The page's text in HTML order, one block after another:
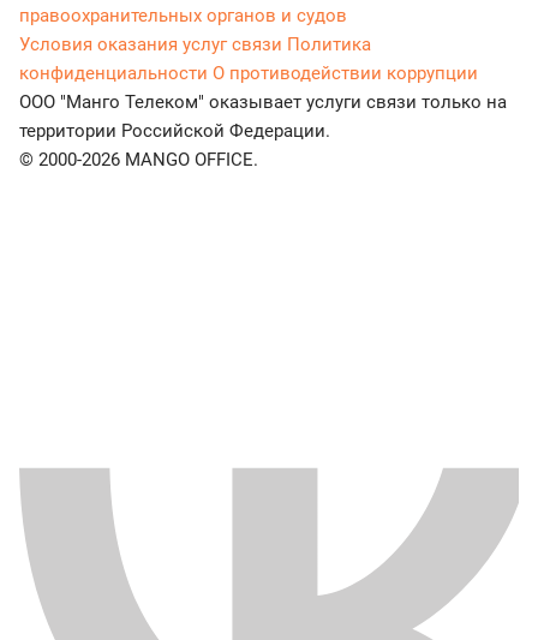
правоохранительных органов и судов
Условия оказания услуг связи Политика
конфиденциальности О противодействии коррупции
ООО "Манго Телеком" оказывает услуги связи только на
территории Российской Федерации.
© 2000-2026 MANGO OFFICE.